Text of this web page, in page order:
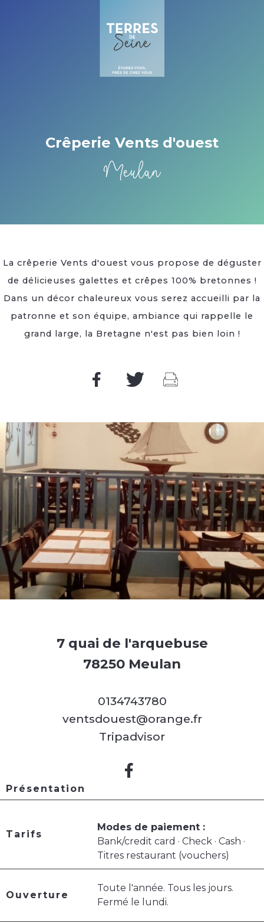
Crêperie Vents d'ouest
Meulan
La crêperie Vents d'ouest vous propose de déguster
de délicieuses galettes et crêpes 100% bretonnes !
Dans un décor chaleureux vous serez accueilli par la
patronne et son équipe, ambiance qui rappelle le
grand large, la Bretagne n'est pas bien loin !
7 quai de l'arquebuse
78250 Meulan
0134743780
ventsdouest@orange.fr
Tripadvisor
Présentation
Tarifs
Modes de paiement :
Bank/credit card · Check · Cash ·
Titres restaurant (vouchers)
Ouverture
Toute l'année. Tous les jours.
Fermé le lundi.